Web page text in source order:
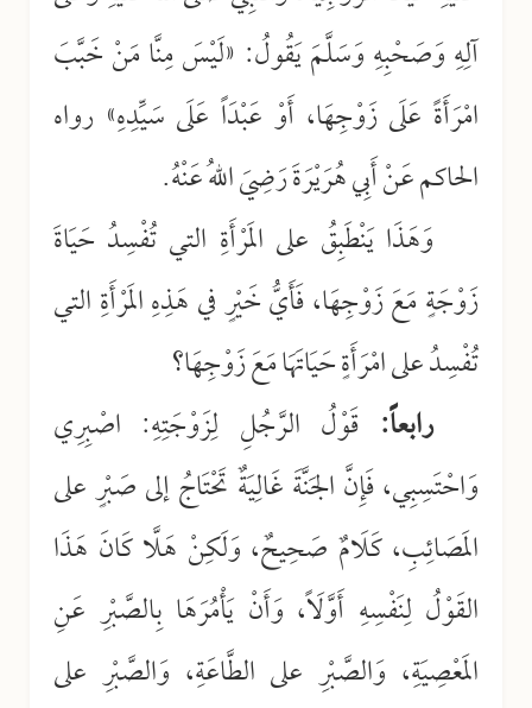
آلِهِ وَصَحْبِهِ وَسَلَّمَ يَقُولُ: «لَيْسَ مِنَّا مَنْ خَبَّبَ
امْرَأَةً عَلَى زَوْجِهَا، أَوْ عَبْدَاً عَلَى سَيِّدِهِ» رواه
الحاكم عَنْ أَبِي هُرَيْرَةَ رَضِيَ اللهُ عَنْهُ.
وَهَذَا يَنْطَبِقُ على المَرْأَةِ التي تُفْسِدُ حَيَاةَ
زَوْجَةٍ مَعَ زَوْجِهَا، فَأَيُّ خَيْرٍ في هَذِهِ المَرْأَةِ التي
تُفْسِدُ على امْرَأَةٍ حَيَاتَهَا مَعَ زَوْجِهَا؟
رابعاً: قَوْلُ الرَّجُلِ لِزَوْجَتِهِ: اصْبِرِي
وَاحْتَسِبِي، فَإِنَّ الجَنَّةَ غَالِيَةٌ تَحْتَاجُ إلى صَبْرٍ على
المَصَائِبِ، كَلَامٌ صَحِيحٌ، وَلَكِنْ هَلَّا كَانَ هَذَا
القَوْلُ لِنَفْسِهِ أَوَّلَاً، وَأَنْ يَأْمُرَهَا بِالصَّبْرِ عَنِ
المَعْصِيَةِ، وَالصَّبْرِ على الطَّاعَةِ، وَالصَّبْرِ على